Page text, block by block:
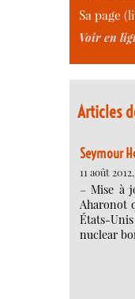
Sa page
Voir en
Articles
Seymour
11 août
– Mise à
Aharonot
États-
nuclear